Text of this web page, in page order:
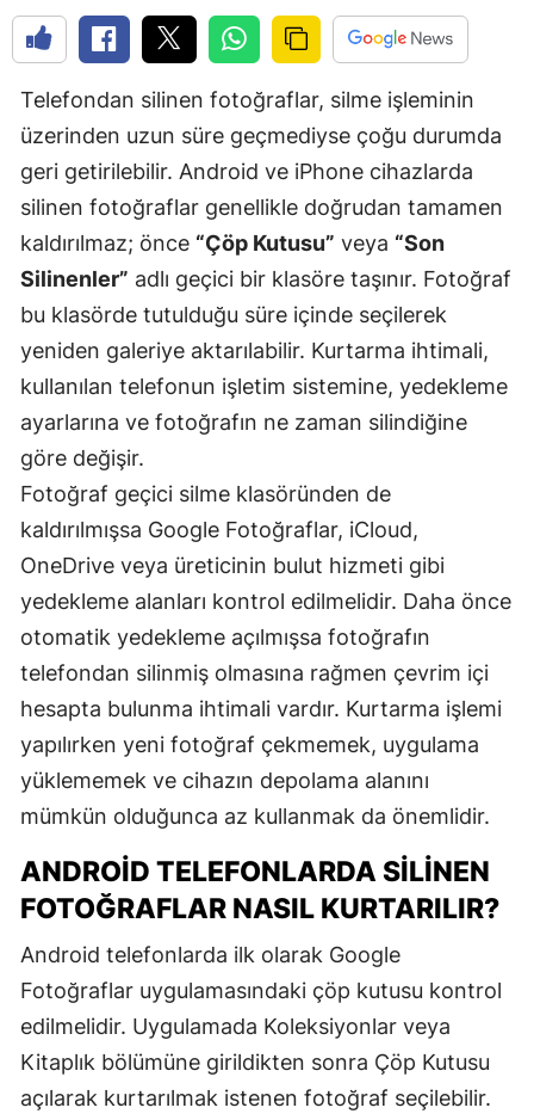
Telefondan silinen fotoğraflar, silme işleminin
üzerinden uzun süre geçmediyse çoğu durumda
geri getirilebilir. Android ve iPhone cihazlarda
silinen fotoğraflar genellikle doğrudan tamamen
kaldırılmaz; önce “Çöp Kutusu” veya “Son
Silinenler” adlı geçici bir klasöre taşınır. Fotoğraf
bu klasörde tutulduğu süre içinde seçilerek
yeniden galeriye aktarılabilir. Kurtarma ihtimali,
kullanılan telefonun işletim sistemine, yedekleme
ayarlarına ve fotoğrafın ne zaman silindiğine
göre değişir.
Fotoğraf geçici silme klasöründen de
kaldırılmışsa Google Fotoğraflar, iCloud,
OneDrive veya üreticinin bulut hizmeti gibi
yedekleme alanları kontrol edilmelidir. Daha önce
otomatik yedekleme açılmışsa fotoğrafın
telefondan silinmiş olmasına rağmen çevrim içi
hesapta bulunma ihtimali vardır. Kurtarma işlemi
yapılırken yeni fotoğraf çekmemek, uygulama
yüklememek ve cihazın depolama alanını
mümkün olduğunca az kullanmak da önemlidir.
ANDROID TELEFONLARDA SILINEN
FOTOĞRAFLAR NASIL KURTARILIR?
Android telefonlarda ilk olarak Google
Fotoğraflar uygulamasındaki çöp kutusu kontrol
edilmelidir. Uygulamada Koleksiyonlar veya
Kitaplık bölümüne girildikten sonra Çöp Kutusu
açılarak kurtarılmak istenen fotoğraf seçilebilir.